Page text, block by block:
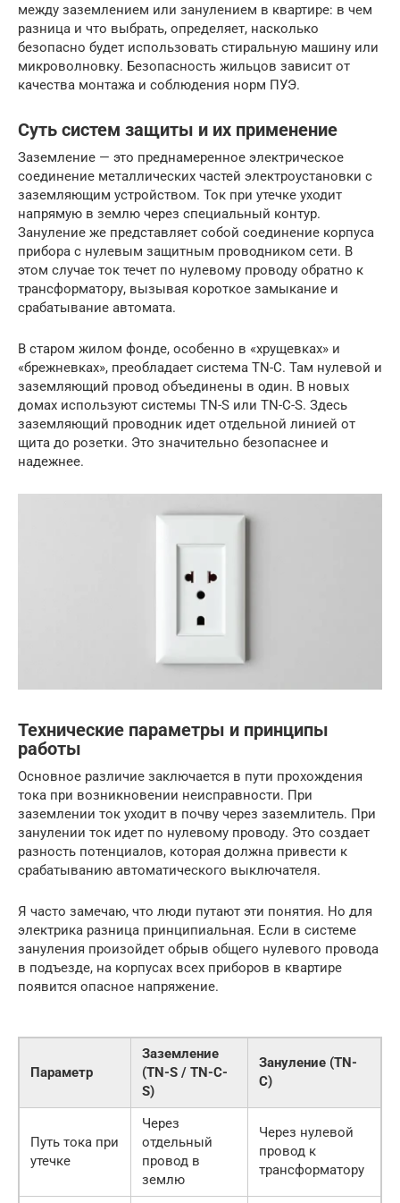
между заземлением или занулением в квартире: в чем
разница и что выбрать, определяет, насколько
безопасно будет использовать стиральную машину или
микроволновку. Безопасность жильцов зависит от
качества монтажа и соблюдения норм ПУЭ.
Суть систем защиты и их применение
Заземление — это преднамеренное электрическое
соединение металлических частей электроустановки с
заземляющим устройством. Ток при утечке уходит
напрямую в землю через специальный контур.
Зануление же представляет собой соединение корпуса
прибора с нулевым защитным проводником сети. В
этом случае ток течет по нулевому проводу обратно к
трансформатору, вызывая короткое замыкание и
срабатывание автомата.
В старом жилом фонде, особенно в «хрущевках» и
«брежневках», преобладает система TN-C. Там нулевой и
заземляющий провод объединены в один. В новых
домах используют системы TN-S или TN-C-S. Здесь
заземляющий проводник идет отдельной линией от
щита до розетки. Это значительно безопаснее и
надежнее.
Технические параметры и принципы
работы
Основное различие заключается в пути прохождения
тока при возникновении неисправности. При
заземлении ток уходит в почву через заземлитель. При
занулении ток идет по нулевому проводу. Это создает
разность потенциалов, которая должна привести к
срабатыванию автоматического выключателя.
Я часто замечаю, что люди путают эти понятия. Но для
электрика разница принципиальная. Если в системе
зануления произойдет обрыв общего нулевого провода
в подъезде, на корпусах всех приборов в квартире
появится опасное напряжение.
Параметр
Заземление
(TN-S / TN-C-
S)
Зануление (TN-
C)
Путь тока при
утечке
Через
отдельный
провод в
землю
Через нулевой
провод к
трансформатору